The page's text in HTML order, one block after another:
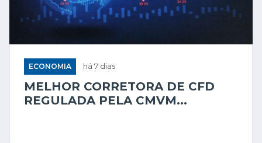
ECONOMIA há 7 dias
MELHOR CORRETORA DE CFD
REGULADA PELA CMVM...